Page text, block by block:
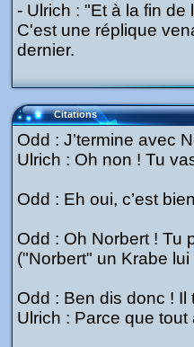
- Ulrich : "Et à la fin de
C'est une réplique
dernier.
Citations
Odd : J’termine avec
Ulrich : Oh non ! Tu
Odd : Eh oui, c’est
Odd : Oh Norbert ! Tu
("Norbert" un Krabe
Odd : Ben dis donc !
Ulrich : Parce que tout